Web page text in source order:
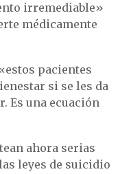
irremediable»
médicamente
pacientes
si se les da
Es una ecuación
ahora serias
leyes de suicidio